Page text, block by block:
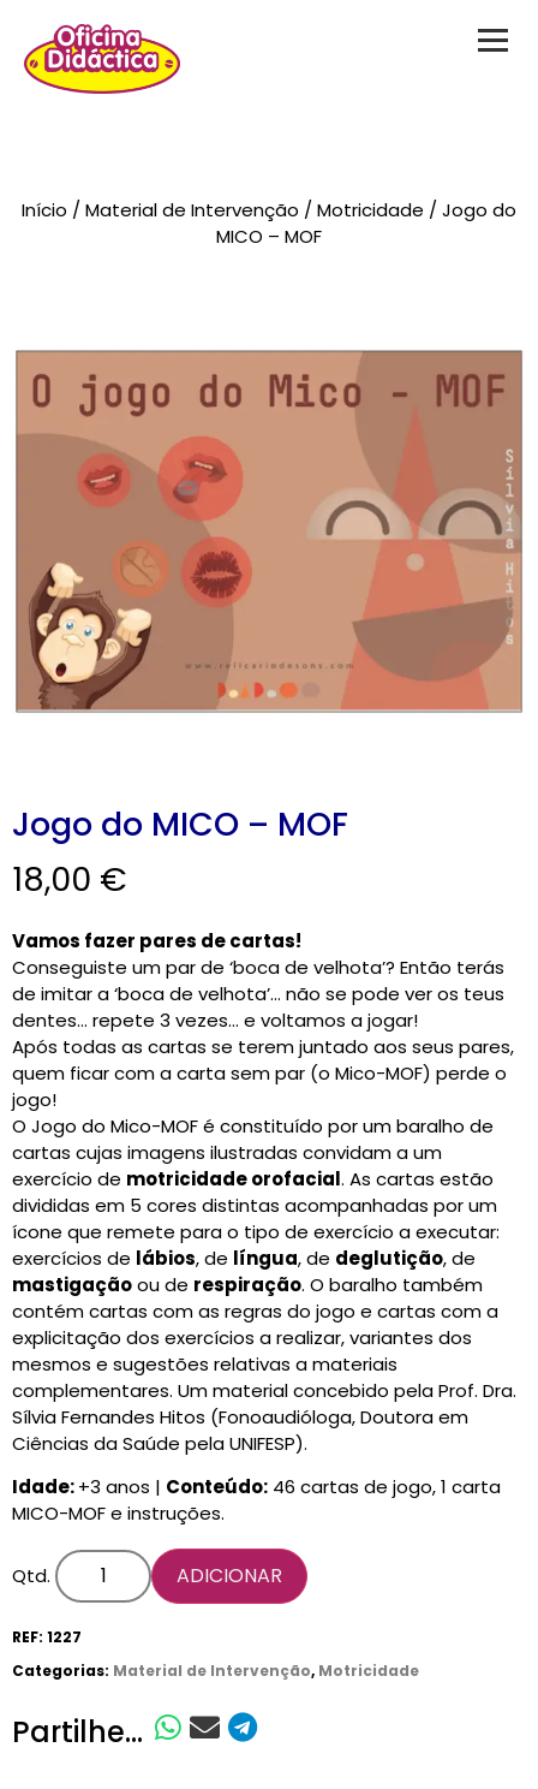
Brinquedos
Livraria
Formação
Catálogos
Início /Material de Intervenção /Motricidade / Jogo do
MICO – MOF
Jogo do MICO – MOF
18,00 €
Vamos fazer pares de cartas!
Conseguiste um par de ‘boca de velhota’? Então terás
de imitar a ‘boca de velhota’… não se pode ver os teus
dentes… repete 3 vezes… e voltamos a jogar!
Após todas as cartas se terem juntado aos seus pares,
quem ficar com a carta sem par (o Mico-MOF) perde o
jogo!
O Jogo do Mico-MOF é constituído por um baralho de
cartas cujas imagens ilustradas convidam a um
exercício de motricidade orofacial. As cartas estão
divididas em 5 cores distintas acompanhadas por um
ícone que remete para o tipo de exercício a executar:
exercícios de lábios, de língua, de deglutição, de
mastigaçãoou de respiração. O baralho também
contém cartas com as regras do jogo e cartas com a
explicitação dos exercícios a realizar, variantes dos
mesmos e sugestões relativas a materiais
complementares. Um material concebido pela Prof. Dra.
Sílvia Fernandes Hitos (Fonoaudióloga, Doutora em
Ciências da Saúde pela UNIFESP).
Idade:+3 anos | Conteúdo: 46 cartas de jogo, 1 carta
MICO-MOF e instruções.
Qtd. ADICIONAR
REF: 1227
Categorias: Material de Intervenção, Motricidade
Partilhe...